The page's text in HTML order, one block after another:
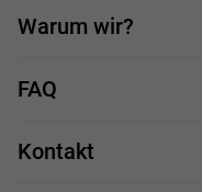
Bewerbungsformular
Warum wir?
Stellenprofile
FAQ
Kontakt